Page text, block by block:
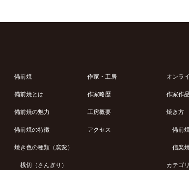
備前焼
備前焼とは
備前焼の魅力
備前焼の特徴
焼き色の種類（窯変）
桟切（さんぎり）
作家・工房
作家略歴
工房概要
アクセス
オンラ
作家作
焼き方
備前
信楽
カテゴ